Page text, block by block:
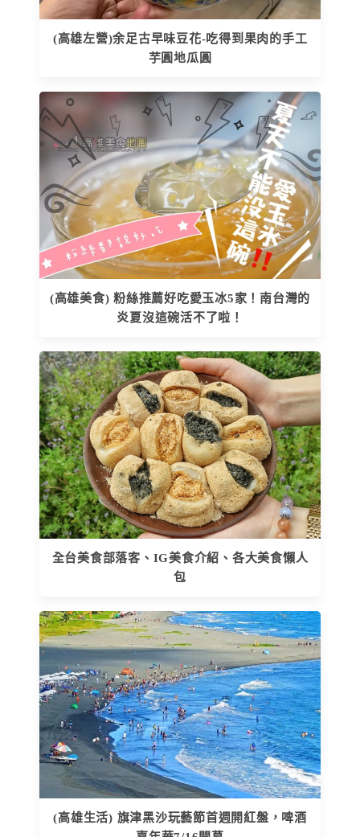
(高雄左營)余足古早味豆花-吃得到果肉的手工
芋圓地瓜圓
(高雄美食) 粉絲推薦好吃愛玉冰5家！南台灣的
炎夏沒這碗活不了啦！
全台美食部落客、IG美食介紹、各大美食懶人
包
(高雄生活) 旗津黑沙玩藝節首週開紅盤，啤酒